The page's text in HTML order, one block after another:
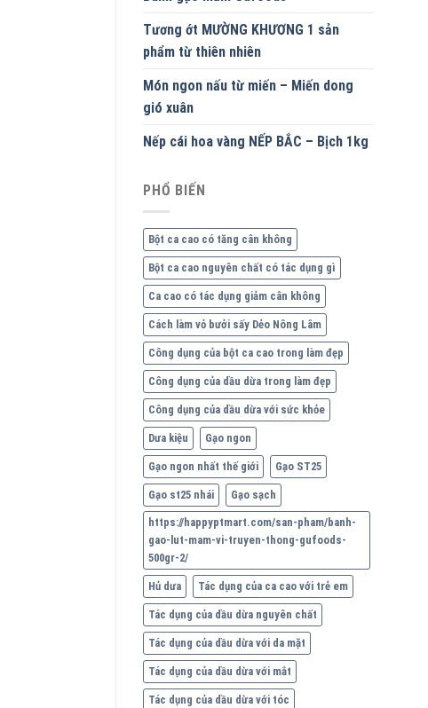
Tương ớt MƯỜNG KHƯƠNG 1 sản
phẩm từ thiên nhiên
Món ngon nấu từ miến – Miến dong
gió xuân
Nếp cái hoa vàng NẾP BẮC – Bịch 1kg
PHỔ BIẾN
Bột ca cao có tăng cân không
Bột ca cao nguyên chất có tác dụng gì
Ca cao có tác dụng giảm cân không
Cách làm vỏ bưởi sấy Dẻo Nông Lâm
Công dụng của bột ca cao trong làm đẹp
Công dụng của dầu dừa trong làm đẹp
Công dụng của dầu dừa với sức khỏe
Dưa kiệu Gạo ngon
Gạo ngon nhất thế giới Gạo ST25
Gạo st25 nhái Gạo sạch
https://happyptmart.com/san-pham/banh-
gao-lut-mam-vi-truyen-thong-gufoods-
500gr-2/
Hủ dưa Tác dụng của ca cao với trẻ em
Tác dụng của dầu dừa nguyên chất
Tác dụng của dầu dừa với da mặt
Tác dụng của dầu dừa với mắt
Tác dụng của dầu dừa với tóc